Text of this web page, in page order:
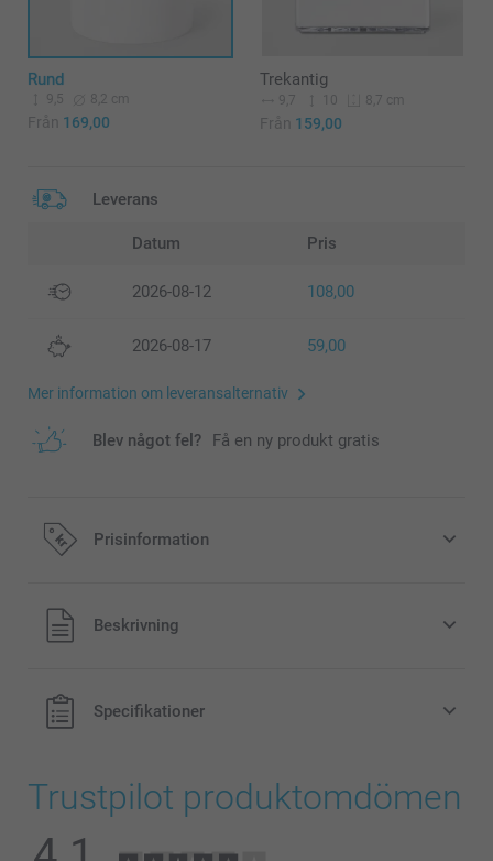
Rund
9,5 8,2 cm
Från 169,00
Trekantig
9,7 10 8,7 cm
Från 159,00
Leverans
Datum Pris
2026-08-12 108,00
2026-08-17 59,00
Mer information om leveransalternativ
Blev något fel? Få en ny produkt gratis
Prisinformation
Alla priser är i svenska kronor (SEK), inklusive moms och
exklusive porto.
Beskrivning
Specifikationer
Trustpilot produktomdömen